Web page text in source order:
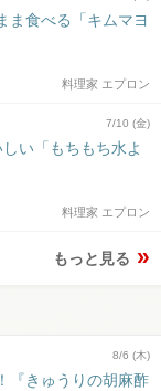
ま食べる「キムマヨ
料理家 エプロン
7/10 (金)
い「もちもち水よ
料理家 エプロン
もっと見る
8/6 (木)
『きゅうりの胡麻酢